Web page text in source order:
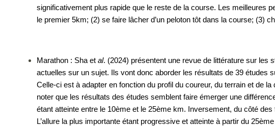
significativement plus rapide que le reste de la course. Les meilleures
le premier 5km; (2) se faire lâcher d’un peloton tôt dans la course; (3)
Marathon : Sha et al. (2024) présentent une revue de littérature sur les
actuelles sur un sujet. Ils vont donc aborder les résultats de 39 études
Celle-ci est à adapter en fonction du profil du coureur, du terrain et de
noter que les résultats des études semblent faire émerger une
étant atteinte entre le 10ème et le 25ème km. Inversement, du côté
L’allure la plus importante étant progressive et atteinte à partir du